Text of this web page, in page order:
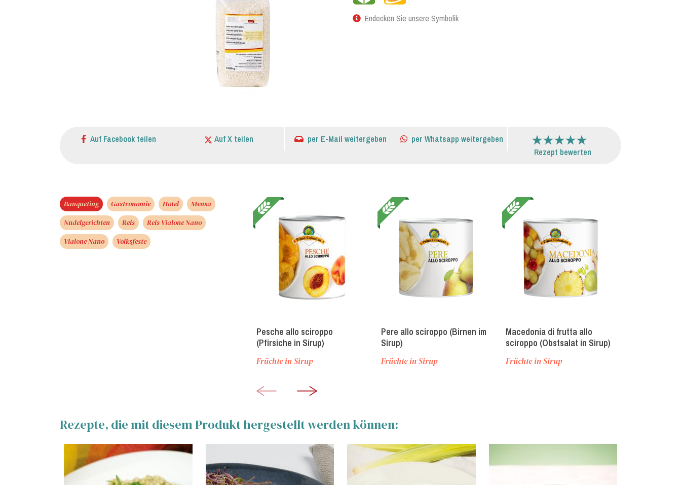
Endecken Sie unsere Symbolik
Auf Facebook teilen Auf X teilen per E-Mail weitergeben
per Whatsapp weitergeben
Rezept bewerten
Banqueting Gastronomie Hotel
Mensa
Nudelgerichten
Reis
Reis Vialone Nano
Vialone Nano
Volksfeste
Pesche allo sciroppo
(Pfirsiche in Sirup)
Früchte in Sirup
Pere allo sciroppo (Birnen im
Sirup)
Früchte in Sirup
Macedonia di frutta allo
sciroppo (Obstsalat in Sirup)
Früchte in Sirup
Rezepte, die mit diesem Produkt hergestellt werden können: